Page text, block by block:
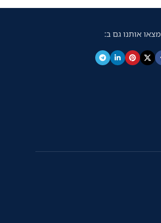
מצאו אותנו גם ב: